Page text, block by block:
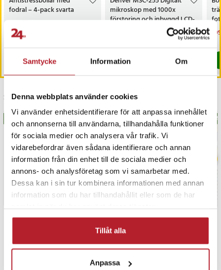
Samtycke Information Om
Denna webbplats använder cookies
Vi använder enhetsidentifierare för att anpassa innehållet
och annonserna till användarna, tillhandahålla funktioner
för sociala medier och analysera vår trafik. Vi
vidarebefordrar även sådana identifierare och annan
information från din enhet till de sociala medier och
annons- och analysföretag som vi samarbetar med.
Dessa kan i sin tur kombinera informationen med annan
information som du har tillhandahållit eller som de har
Tillåt alla
Anpassa
fodral – 4-pack svarta
Pris:119 kr
119 kr
I lager, levereras inom 1-2 vardagar
Köp
mikroskop med 1000x
förstoring och inbyggd LCD-
499 kr
I lager, levereras inom 1-2 vardagar
Senast besökta
PRISGARANTI